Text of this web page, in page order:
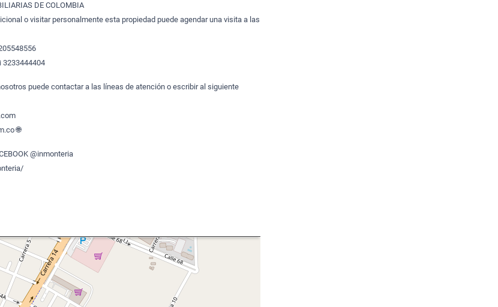
DE COLOMBIA
o visitar personalmente esta propiedad puede agendar una visita a las
3233444404
puede contactar a las líneas de atención o escribir al siguiente
🌐
@inmonteria